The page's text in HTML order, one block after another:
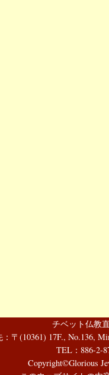
チベット仏教
〒(10361) 17F., No.136,
TEL：886-2-
Copyright©Glorious